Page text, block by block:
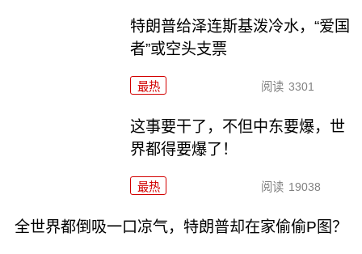
特朗普给泽连斯基泼冷水，“爱国
者”或空头支票
最热 阅读 3301
这事要干了，不但中东要爆，世
界都得要爆了！
最热 阅读 19038
全世界都倒吸一口凉气，特朗普却在家偷偷P图？